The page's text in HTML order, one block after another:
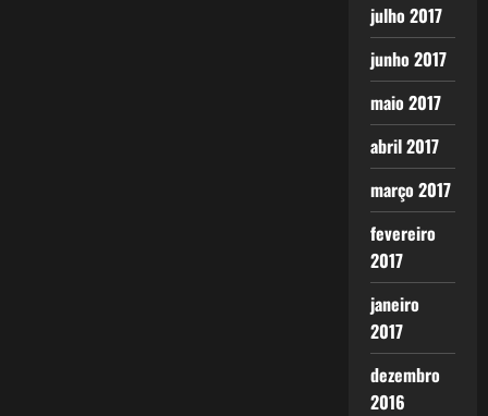
julho 2017
junho 2017
maio 2017
abril 2017
março 2017
fevereiro
2017
janeiro
2017
dezembro
2016